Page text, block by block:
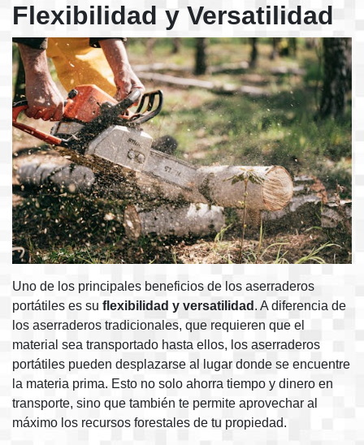
Flexibilidad y Versatilidad
Uno de los principales beneficios de los aserraderos
portátiles es su flexibilidad y versatilidad . A diferencia de
los aserraderos tradicionales, que requieren que el
material sea transportado hasta ellos, los aserraderos
portátiles pueden desplazarse al lugar donde se encuentre
la materia prima. Esto no solo ahorra tiempo y dinero en
transporte, sino que también te permite aprovechar al
máximo los recursos forestales de tu propiedad.